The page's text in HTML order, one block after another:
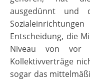
ausgedünnt und
Entscheidung, die
Niveau von vor
Kollektivverträge
sogar das